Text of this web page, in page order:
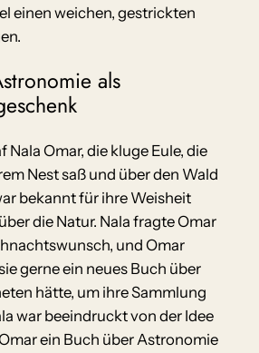
einen weichen, gestrickten
als
Nala Omar, die kluge Eule, die
Nest saß und über den Wald
bekannt für ihre Weisheit
die Natur. Nala fragte Omar
und Omar
gerne ein neues Buch über
hätte, um ihre Sammlung
war beeindruckt von der Idee
ein Buch über Astronomie